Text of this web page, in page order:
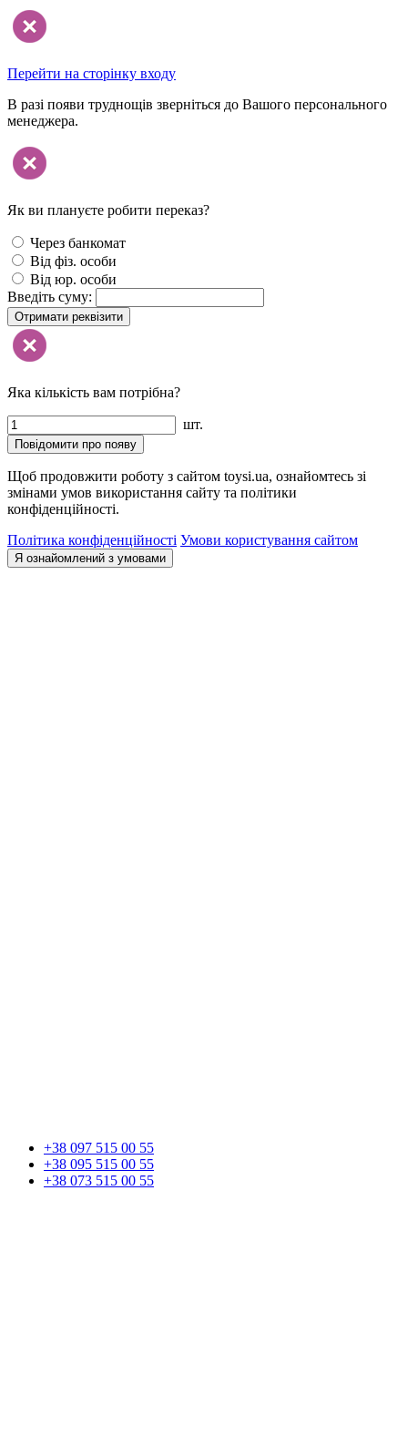
Перейти на сторінку входу
В разі появи труднощів зверніться до Вашого персонального
менеджера.
Як ви плануєте робити переказ?
Через банкомат
Від фіз. особи
Від юр. особи
Введіть суму:
Отримати реквізити
Яка кількість вам потрібна?
шт.
Повідомити про появу
Щоб продовжити роботу з сайтом toysi.ua, ознайомтесь зі
змінами умов використання сайту та політики
конфіденційності.
Політика конфіденційності Умови користування сайтом
Я ознайомлений з умовами
+38 097 515 00 55
+38 095 515 00 55
+38 073 515 00 55